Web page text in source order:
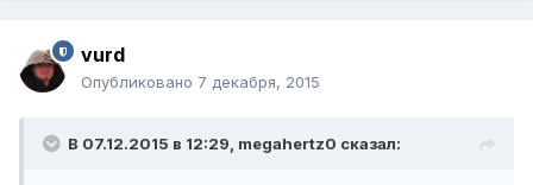
vurd
Опубликовано 7 декабря, 2015
В 07.12.2015 в 12:29, megahertz0 сказал: